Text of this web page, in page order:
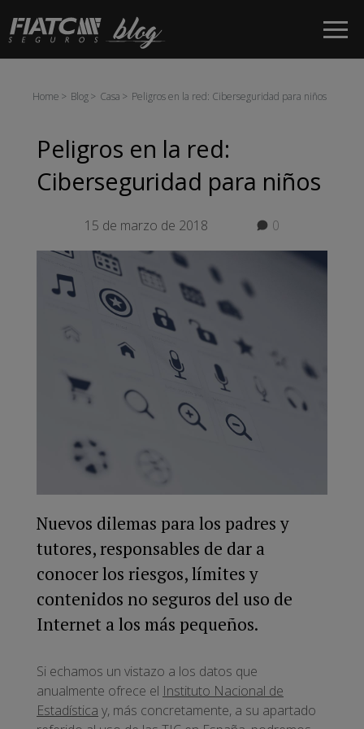
Saltar al contenido principal
Home Blog Casa Peligros en la red: Ciberseguridad para niños
Peligros en la red:
Ciberseguridad para niños
15 de marzo de 2018 0
Nuevos dilemas para los padres y
tutores, responsables de dar a
conocer los riesgos, límites y
contenidos no seguros del uso de
Internet a los más pequeños.
Si echamos un vistazo a los datos que
anualmente ofrece el Instituto Nacional de
Estadística y, más concretamente, a su apartado